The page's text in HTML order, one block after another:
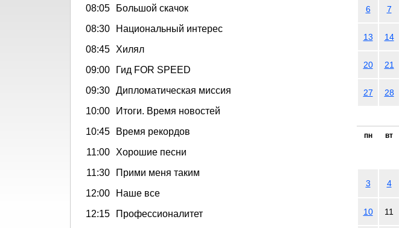
08:05
Большой скачок
08:30
Национальный интерес
08:45
Хилял
09:00
Гид FOR SPEED
09:30 Дипломатическая миссия
10:00
Итоги. Время новостей
10:45
Время рекордов
11:00
Хорошие песни
11:30
Прими меня таким
12:00
Наше все
12:15
Профессионалитет
6 7
13 14
20 21
27 28
пн вт
3 4
10 11